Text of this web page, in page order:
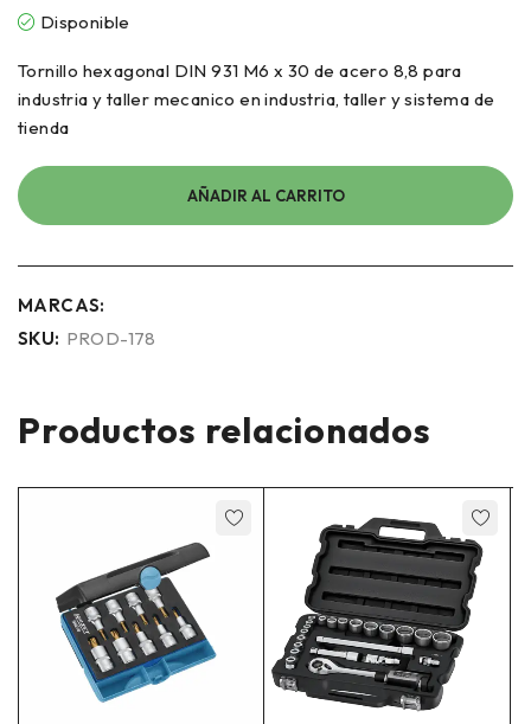
Disponible
Tornillo hexagonal DIN 931 M6 x 30 de acero 8,8 para
industria y taller mecanico en industria, taller y sistema de
tienda
AÑADIR AL CARRITO
MARCAS:
SKU: PROD-178
Productos relacionados